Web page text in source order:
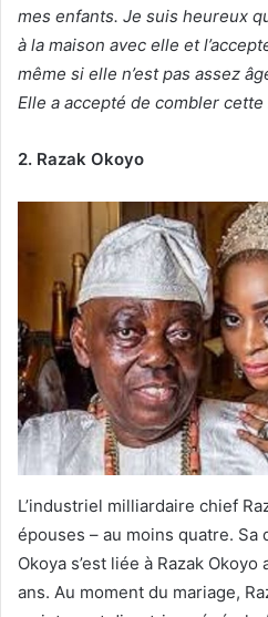
mes enfants. Je suis heureux
à la maison avec elle et
même si elle n’est pas assez
Elle a accepté de combler cette
2. Razak Okoyo
L’industriel milliardaire chief
épouses – au moins quatre. Sa
Okoya s’est liée à Razak Okoyo
ans. Au moment du mariage,